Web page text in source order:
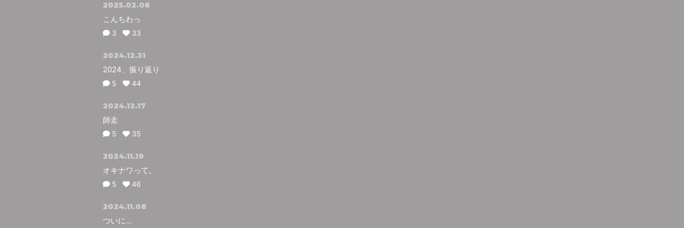
2025.02.06
こんちわっ
3 33
2024.12.31
2024、振り返り
5 44
2024.12.17
師走
5 35
2024.11.19
オキナワって。
5 46
2024.11.06
ついに...